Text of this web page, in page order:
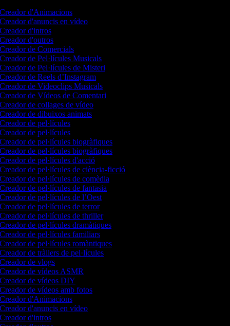
d'Animacions
d'anuncis en vídeo
d'intros
d'outros
de Comercials
de Pel·lícules Musicals
de Pel·lícules de Misteri
de Reels d’Instagram
de Videoclips Musicals
de Vídeos de Comentari
de collages de vídeo
de dibuixos animats
de pel·lícules
de pel·lícules
de pel·lícules biogràfiques
de pel·lícules biogràfiques
de pel·lícules d'acció
de pel·lícules de ciència-ficció
de pel·lícules de comèdia
de pel·lícules de fantasia
de pel·lícules de l’Oest
de pel·lícules de terror
de pel·lícules de thriller
de pel·lícules dramàtiques
de pel·lícules familiars
de pel·lícules romàntiques
de tràilers de pel·lícules
de vlogs
de vídeos ASMR
de vídeos DIY
de vídeos amb fotos
d'Animacions
d'anuncis en vídeo
d'intros